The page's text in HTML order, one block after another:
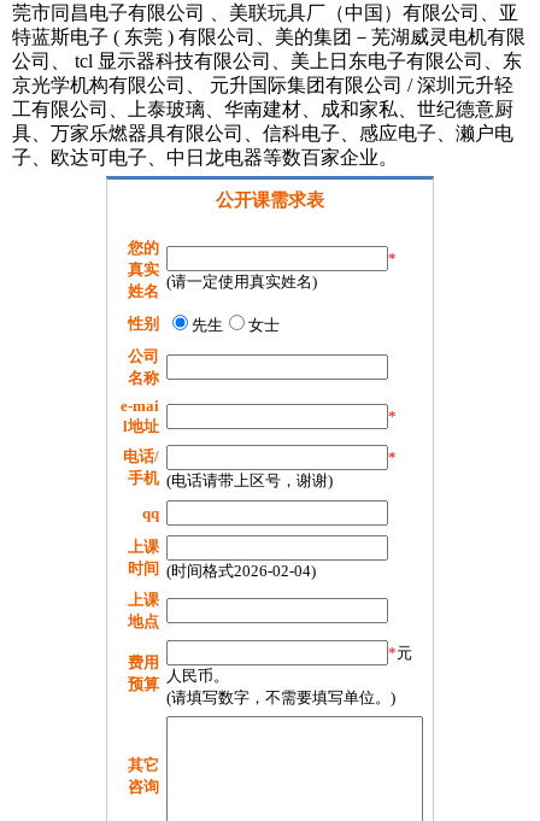
莞市同昌电子有限公司 、美联玩具厂（中国）有限公司、亚
特蓝斯电子 ( 东莞 ) 有限公司、美的集团－芜湖威灵电机有限
公司、 tcl 显示器科技有限公司、美上日东电子有限公司、东
京光学机构有限公司、 元升国际集团有限公司 / 深圳元升轻
工有限公司、上泰玻璃、华南建材、成和家私、世纪德意厨
具、万家乐燃器具有限公司、信科电子、感应电子、濑户电
子、欧达可电子、中日龙电器等数百家企业。
公开课需求表
您的
真实
姓名
*
(请一定使用真实姓名)
性别 先生
女士
公司
名称
e-mai
l地址
*
电话/
手机
*
(电话请带上区号，谢谢)
qq
上课
时间 (时间格式2026-02-04)
上课
地点
费用
预算
*元
人民币。
(请填写数字，不需要填写单位。)
其它
咨询